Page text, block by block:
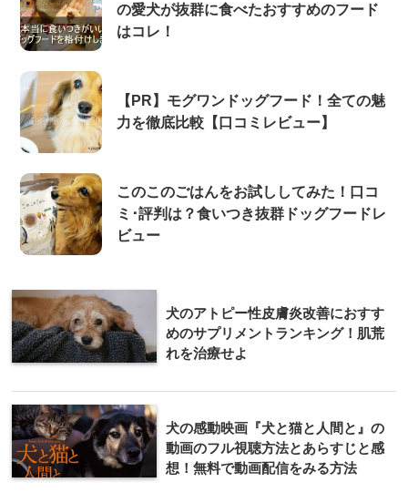
の愛犬が抜群に食べたおすすめのフード
はコレ！
【PR】モグワンドッグフード！全ての魅
力を徹底比較【口コミレビュー】
このこのごはんをお試ししてみた！口コ
ミ･評判は？食いつき抜群ドッグフードレ
ビュー
犬のアトピー性皮膚炎改善におすす
めのサプリメントランキング！肌荒
れを治療せよ
犬の感動映画『犬と猫と人間と』の
動画のフル視聴方法とあらすじと感
想！無料で動画配信をみる方法